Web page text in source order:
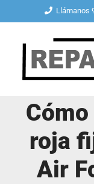
contenido
Llámanos
roja
Air